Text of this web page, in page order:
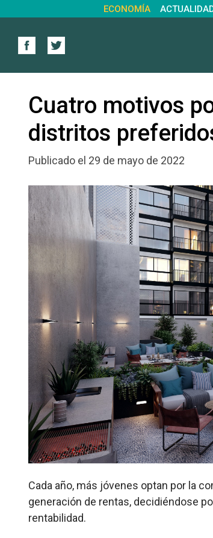
ECONOMÍA
Cuatro motivos
distritos
Publicado el 29 de mayo de 2022
Cada año, más jóvenes optan por la
generación de rentas, decidiéndose
rentabilidad.